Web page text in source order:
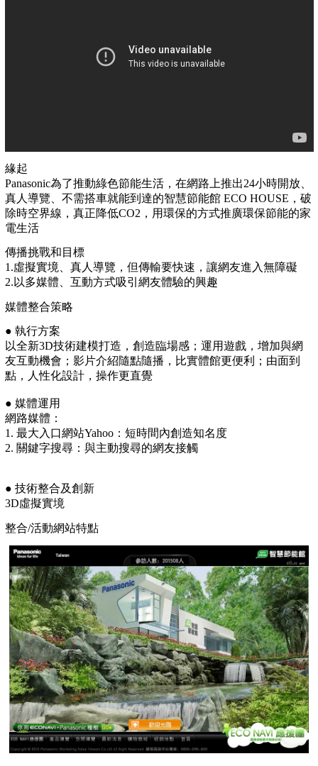
緣起
Panasonic為了推動綠色節能生活，在網路上推出24小時開放、
真人導覽、不需搭車就能到達的智慧節能館 ECO HOUSE，破
除時空界線，真正降低CO2，用環保的方式推廣環保節能的家
電生活
傳播挑戰和目標
1.虛擬實境、真人導覽，但傳輸要快速，讓網友進入無障礙
2.以多媒體、互動方式吸引網友體驗的興趣
媒體整合策略
● 執行方案
以全新3D技術建模打造，創造臨場感；運用遊戲，增加與網
友互動機會；影片介紹隨點隨播，比實體館更便利；由面到
點，人性化設計，操作更直覺
● 媒體運用
網路媒體：
1. 最大入口網站Yahoo：短時間內創造知名度
2. 關鍵字搜尋：與主動搜尋的網友接觸
● 技術整合及創新
3D虛擬實境
整合/活動網站特點